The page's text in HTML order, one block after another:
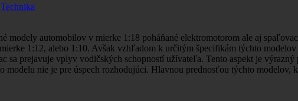
Technika
modely automobilov v mierke 1:18 poháňané elektromotorom ale aj
1:12, alebo 1:10. Avšak vzhľadom k určitým špecifikám týchto
prejavuje vplyv vodičských schopností užívateľa. Tento aspekt je
modelu nie je pre úspech rozhodujúci. Hlavnou prednosťou týchto